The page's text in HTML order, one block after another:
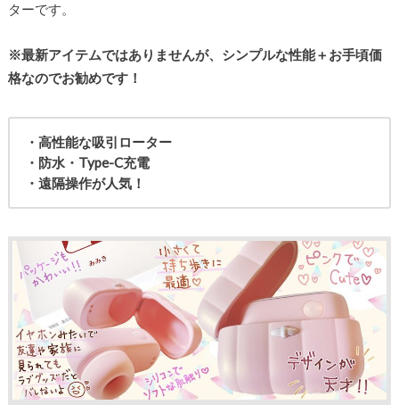
ターです。
※最新アイテムではありませんが、シンプルな性能＋お手頃価
格なのでお勧めです！
・高性能な吸引ローター
・防水・Type-C充電
・遠隔操作が人気！